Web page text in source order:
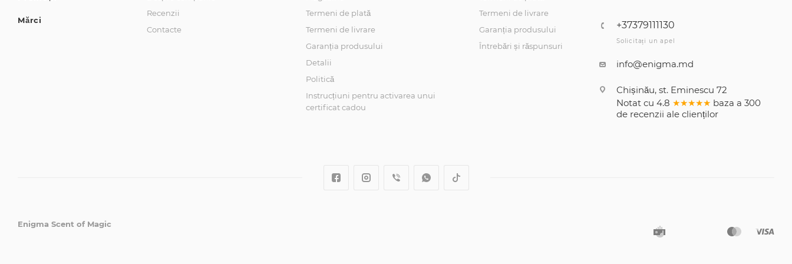
Mărci
Recenzii
Contacte
Termeni de plată
Termeni de livrare
Garanția produsului
Detalii
Politică
Instrucțiuni pentru activarea unui
certificat cadou
Termeni de livrare
Garanția produsului
Întrebări și răspunsuri
+37379111130
Solicitați un apel
info@enigma.md
Chișinău, st. Eminescu 72
Notat cu 4.8 ★★★★★ baza a 300
de recenzii ale clienților
Enigma Scent of Magic